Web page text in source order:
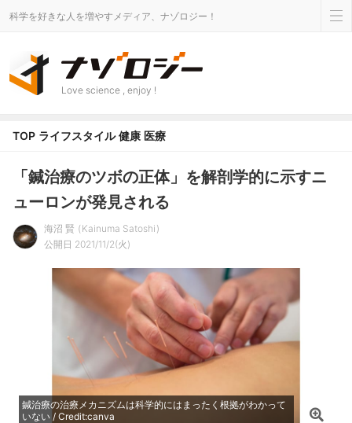
科学を好きな人を増やすメディア、ナゾロジー！
Love science , enjoy !
TOP ライフスタイル 健康 医療
「鍼治療のツボの正体」を解剖学的に示すニ
ューロンが発見される
海沼 賢
Kainuma Satoshi
公開日 2021/11/2(火)
鍼治療の治療メカニズムは科学的にはまったく根拠がわかって
いない / Credit:canva